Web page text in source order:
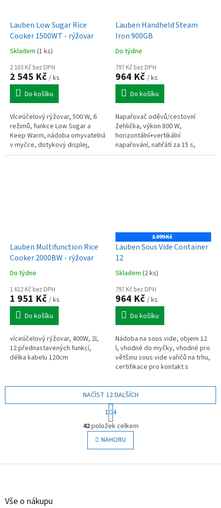
Lauben Low Sugar Rice
Cooker 1500WT - rýžovar
Skladem (1 ks)
2 103 Kč bez DPH
2 545 Kč / ks
Do košíku
Víceúčelový rýžovar, 500 W, 6
režimů, funkce Low Sugar a
Keep Warm, nádoba omyvatelná
v myčce, dotykový displej,
časovač
Lauben Handheld Steam
Iron 900GB
Do týdne
797 Kč bez DPH
964 Kč / ks
Do košíku
Napařovač oděvů/cestovní
žehlička, výkon 800 W,
horizontální+vertikální
napařování, nahřátí za 15 s,
parní výkon 9 g/min, kabel 1,9
Lauben Multifunction Rice
Cooker 2000BW - rýžovar
Do týdne
1 612 Kč bez DPH
1 951 Kč / ks
Do košíku
víceúčelový rýžovar, 400W, 2l,
12 přednastavených funkcí,
délka kabelu 120cm
1 399 Kč
Lauben Sous Vide Container
12
Skladem (2 ks)
797 Kč bez DPH
964 Kč / ks
Do košíku
Nádoba na sous vide, objem 12
l, vhodné do myčky, vhodné pro
většinu sous vide vařičů na trhu,
certifikace pro kontakt s
teplotu a omezuje vypařování...
O
v
l
á
a
NAČÍST 12 DALŠÍCH
S
t
r
á
n
k
v
1 4
42položek celkem
NAHORU
Z
Vše o nákupu